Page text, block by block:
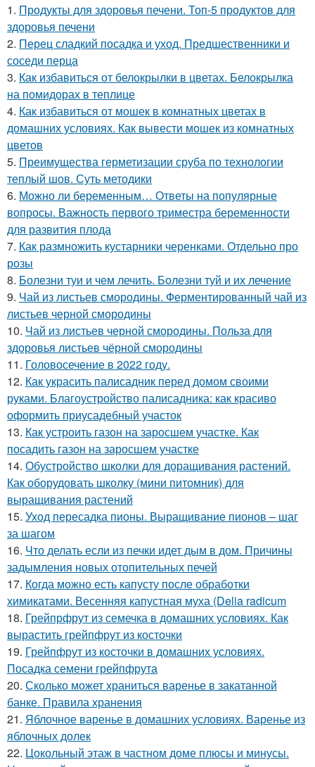
1. Продукты для здоровья печени. Топ-5 продуктов для
здоровья печени
2. Перец сладкий посадка и уход. Предшественники и
соседи перца
3. Как избавиться от белокрылки в цветах. Белокрылка
на помидорах в теплице
4. Как избавиться от мошек в комнатных цветах в
домашних условиях. Как вывести мошек из комнатных
цветов
5. Преимущества герметизации сруба по технологии
теплый шов. Суть методики
6. Можно ли беременным… Ответы на популярные
вопросы. Важность первого триместра беременности
для развития плода
7. Как размножить кустарники черенками. Отдельно про
розы
8. Болезни туи и чем лечить. Болезни туй и их лечение
9. Чай из листьев смородины. Ферментированный чай из
листьев черной смородины
10. Чай из листьев черной смородины. Польза для
здоровья листьев чёрной смородины
11. Головосечение в 2022 году.
12. Как украсить палисадник перед домом своими
руками. Благоустройство палисадника: как красиво
оформить приусадебный участок
13. Как устроить газон на заросшем участке. Как
посадить газон на заросшем участке
14. Обустройство школки для доращивания растений.
Как оборудовать школку (мини питомник) для
выращивания растений
15. Уход пересадка пионы. Выращивание пионов – шаг
за шагом
16. Что делать если из печки идет дым в дом. Причины
задымления новых отопительных печей
17. Когда можно есть капусту после обработки
химикатами. Весенняя капустная муха (Delia radicum
18. Грейпрфрут из семечка в домашних условиях. Как
вырастить грейпфрут из косточки
19. Грейпфрут из косточки в домашних условиях.
Посадка семени грейпфрута
20. Сколько может храниться варенье в закатанной
банке. Правила хранения
21. Яблочное варенье в домашних условиях. Варенье из
яблочных долек
22. Цокольный этаж в частном доме плюсы и минусы.